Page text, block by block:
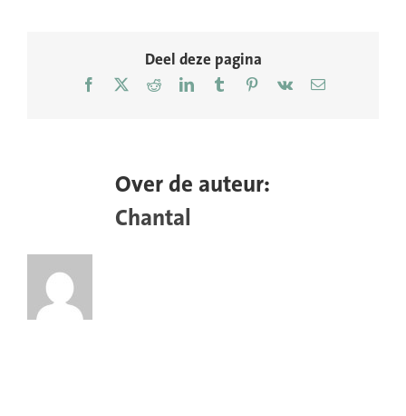
Deel deze pagina
Facebook
X RedditLinkedInTumblrPinterest
Vk
E-
Over de auteur:
Chantal